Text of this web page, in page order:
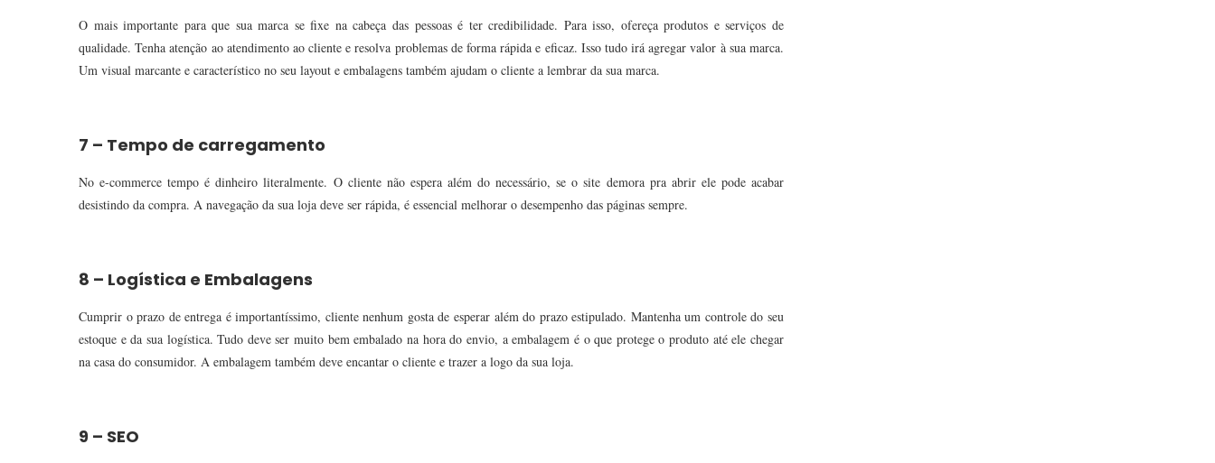
O mais importante para que sua marca se fixe na cabeça das pessoas é ter credibilidade. Para isso, ofereça produtos e serviços de
qualidade. Tenha atenção ao atendimento ao cliente e resolva problemas de forma rápida e eficaz. Isso tudo irá agregar valor à sua marca.
Um visual marcante e característico no seu layout e embalagens também ajudam o cliente a lembrar da sua marca.
7 – Tempo de carregamento
No e-commerce tempo é dinheiro literalmente. O cliente não espera além do necessário, se o site demora pra abrir ele pode acabar
desistindo da compra. A navegação da sua loja deve ser rápida, é essencial melhorar o desempenho das páginas sempre.
8 – Logística e Embalagens
Cumprir o prazo de entrega é importantíssimo, cliente nenhum gosta de esperar além do prazo estipulado. Mantenha um controle do seu
estoque e da sua logística. Tudo deve ser muito bem embalado na hora do envio, a embalagem é o que protege o produto até ele chegar
na casa do consumidor. A embalagem também deve encantar o cliente e trazer a logo da sua loja.
9 – SEO